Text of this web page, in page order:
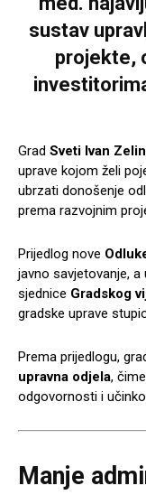
sustav
projekte,
Grad Sveti Ivan
uprave kojom želi
ubrzati donošenje
prema razvojnim
Prijedlog nove
javno savjetovanje,
sjednice Gradskog
gradske uprave
Prema prijedlogu,
upravna odjela,
odgovornosti i
Manje